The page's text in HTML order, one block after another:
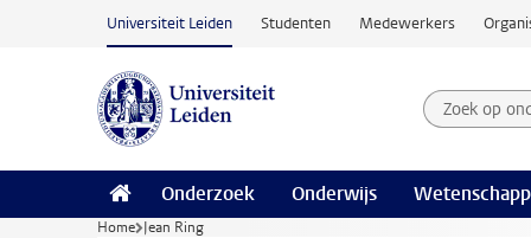
Ga naar hoofdinhoud
Universiteit Leiden Studenten Medewerkers
Zoek op
Zoekterm
Onderzoek Onderwijs
Home Jean Ring